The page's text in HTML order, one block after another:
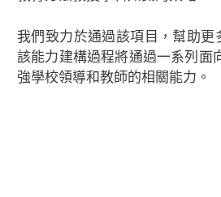
我們致力於通過該項目，幫助更
該能力建構過程將通過一系列面
強學校領導和教師的相關能力。